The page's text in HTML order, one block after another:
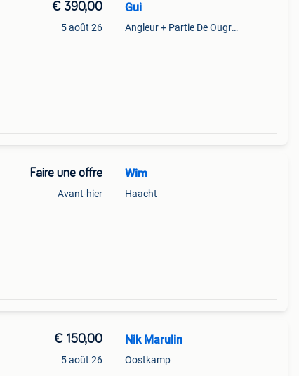
€ 390,00
5 août 26
Gui
Angleur + Partie De Ougree + Partie De Tilff Et De Embourg
Faire une offre
Avant-hier
Wim
Haacht
€ 150,00
5 août 26
Nik Marulin
Oostkamp